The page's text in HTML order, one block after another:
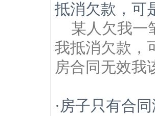
抵消欠款，可
某人欠我一
我抵消欠款，
房合同无效我
· 房子只有合